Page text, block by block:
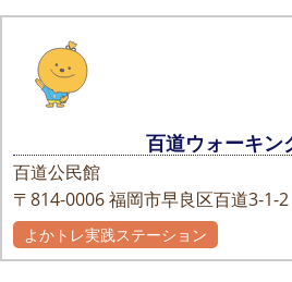
百道ウォーキン
百道公民館
〒814-0006福岡市早良区百道3-1-2
よかトレ実践ステーション